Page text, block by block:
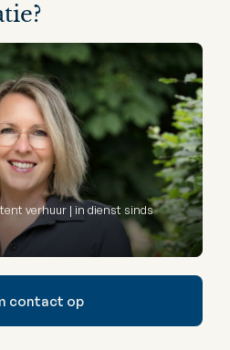
verhuur | in dienst sinds
contact op